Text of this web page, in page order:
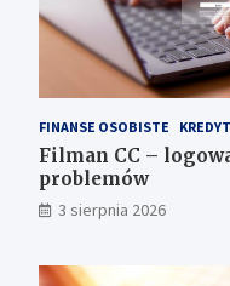
FINANSE OSOBISTE
Filman CC –
problemów
3 sierpnia 2026